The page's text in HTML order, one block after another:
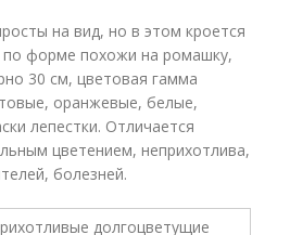
на вид, но в этом кроется
по форме похожи на ромашку,
30 см, цветовая гамма
оранжевые, белые,
лепестки. Отличается
цветением, неприхотлива,
болезней.